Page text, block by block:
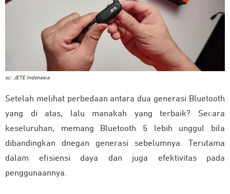
sc: JETE Indonesia
Setelah melihat perbedaan antara dua generasi Bluetooth
yang di atas, lalu manakah yang terbaik? Secara
keseluruhan, memang Bluetooth 5 lebih unggul bila
dibandingkan dnegan generasi sebelumnya. Terutama
dalam efisiensi daya dan juga efektivitas pada
penggunaannya.